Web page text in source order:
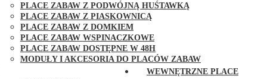
PLACE ZABAW Z PODWÓJNĄ HUŚTAWKĄ
PLACE ZABAW Z PIASKOWNICĄ
PLACE ZABAW Z DOMKIEM
PLACE ZABAW WSPINACZKOWE
PLACE ZABAW DOSTĘPNE W 48H
MODUŁY I AKCESORIA DO PLACÓW ZABAW
WEWNĘTRZNE PLACE